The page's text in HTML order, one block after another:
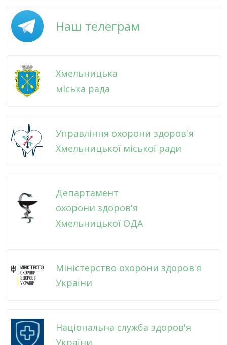
Наш телеграм
Хмельницька
міська рада
Управління охорони здоров'я
Хмельницької міської ради
Департамент
охорони здоров'я
Хмельницької ОДА
Міністерство охорони здоров'я
України
Національна служба здоров'я
України